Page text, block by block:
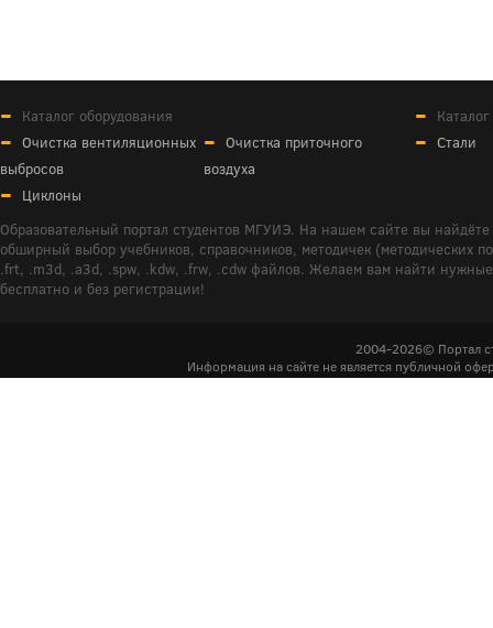
Каталог оборудования
Очистка вентиляционных
выбросов
Очистка приточного
воздуха
Циклоны
Стали
Образовательный портал студентов МГУИЭ. На нашем сайте вы
обширный выбор учебников, справочников, методичек (методических
.frt, .m3d, .a3d, .spw, .kdw, .frw, .cdw файлов. Желаем вам найти
бесплатно и без регистрации!
2004-2026© Портал
Информация на сайте не является публичной